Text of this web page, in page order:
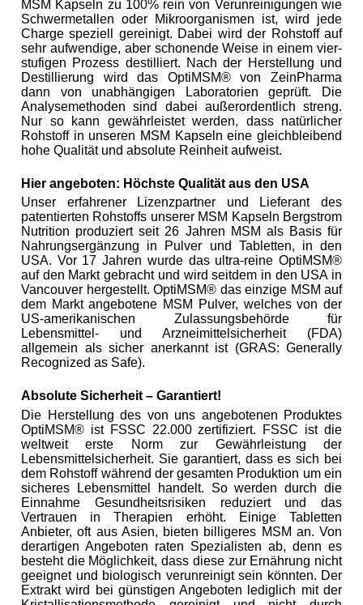
MSM Kapseln zu 100% rein von Verunreinigungen wie
Schwermetallen oder Mikroorganismen ist, wird jede
Charge speziell gereinigt. Dabei wird der Rohstoff auf
sehr aufwendige, aber schonende Weise in einem vier-
stufigen Prozess destilliert. Nach der Herstellung und
Destillierung wird das OptiMSM® von ZeinPharma
dann von unabhängigen Laboratorien geprüft. Die
Analysemethoden sind dabei außerordentlich streng.
Nur so kann gewährleistet werden, dass natürlicher
Rohstoff in unseren MSM Kapseln eine gleichbleibend
hohe Qualität und absolute Reinheit aufweist.
Hier angeboten: Höchste Qualität aus den USA
Unser erfahrener Lizenzpartner und Lieferant des
patentierten Rohstoffs unserer MSM Kapseln Bergstrom
Nutrition produziert seit 26 Jahren MSM als Basis für
Nahrungsergänzung in Pulver und Tabletten, in den
USA. Vor 17 Jahren wurde das ultra-reine OptiMSM®
auf den Markt gebracht und wird seitdem in den USA in
Vancouver hergestellt. OptiMSM® das einzige MSM auf
dem Markt angebotene MSM Pulver, welches von der
US-amerikanischen Zulassungsbehörde für
Lebensmittel- und Arzneimittelsicherheit (FDA)
allgemein als sicher anerkannt ist (GRAS: Generally
Recognized as Safe).
Absolute Sicherheit – Garantiert!
Die Herstellung des von uns angebotenen Produktes
OptiMSM® ist FSSC 22.000 zertifiziert. FSSC ist die
weltweit erste Norm zur Gewährleistung der
Lebensmittelsicherheit. Sie garantiert, dass es sich bei
dem Rohstoff während der gesamten Produktion um ein
sicheres Lebensmittel handelt. So werden durch die
Einnahme Gesundheitsrisiken reduziert und das
Vertrauen in Therapien erhöht. Einige Tabletten
Anbieter, oft aus Asien, bieten billigeres MSM an. Von
derartigen Angeboten raten Spezialisten ab, denn es
besteht die Möglichkeit, dass diese zur Ernährung nicht
geeignet und biologisch verunreinigt sein könnten. Der
Extrakt wird bei günstigen Angeboten lediglich mit der